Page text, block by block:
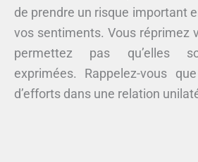
de prendre un risque important
vos sentiments. Vous réprimez
permettez pas qu’elles
exprimées. Rappelez-vous
d’efforts dans une relation